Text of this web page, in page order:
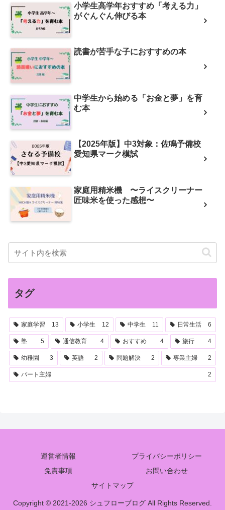
小学生高学年おすすめ「考える力」
がぐんぐん伸びる本
読書が苦手な子におすすめの本
中学生から始める「お金と夢」を育
む本
【2025年版】中3対象：佐鳴予備校
愛知県マーク模試
家庭用精米機 〜ライスクリーナー
匠味米を使った感想〜
タグ
家庭学習 13 小学生 12 中学生 11 日常生活 6
塾 5 通信教育 4 おすすめ 4 旅行 4
幼稚園 3 英語 2 問題解決 2 専業主婦 2
パート主婦 2
運営者情報
プライバシーポリシー
免責事項
お問い合わせ
サイトマップ
Copyright © 2021-2026 シュフローブログ All Rights Reserved.